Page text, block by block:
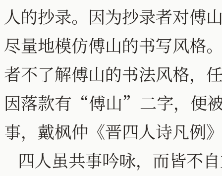
人的抄录。因为抄录者对傅
尽量地模仿傅山的书写风格
者不了解傅山的书法风格，
因落款有“傅山”二字，便
事，戴枫仲《晋四人诗凡例
四人虽共事吟咏，而皆不